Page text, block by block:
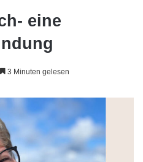
eine
3 Minuten gelesen